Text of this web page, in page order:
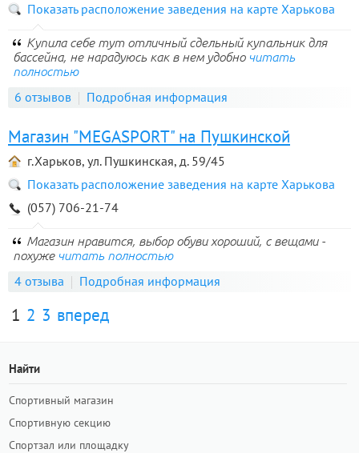
Показать расположение заведения на карте Харькова
Купила себе тут отличный сдельный купальник для
бассейна, не нарадуюсь как в нем удобно читать
полностью
6 отзывов Подробная информация
Магазин "MEGASPORT" на Пушкинской
г.Харьков, ул. Пушкинская, д. 59/45
Показать расположение заведения на карте Харькова
(057) 706-21-74
Магазин нравится, выбор обуви хороший, с вещами -
похуже читать полностью
4 отзыва Подробная информация
1 2 3 вперед
Найти
Спортивный магазин
Спортивную секцию
Спортзал или площадку